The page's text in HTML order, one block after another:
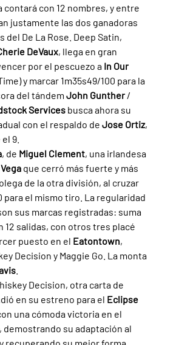
contará con 12 nombres, y entre
justamente las dos ganadoras
del De La Rose. Deep Satin,
DeVaux, llega en gran
por el pescuezo a In Our
y marcar 1m35s49/100 para la
del tándem John Gunther /
Services busca ahora su
con el respaldo de Jose Ortiz,
9.
, de Miguel Clement, una irlandesa
que cerró más fuerte y más
de la otra división, al cruzar
para el mismo tiro. La regularidad
sus marcas registradas: suma
12 salidas, con otros tres placé
puesto en el Eatontown,
Decision y Maggie Go. La monta
.
Decision, otra carta de
en su estreno para el Eclipse
una cómoda victoria en el
demostrando su adaptación al